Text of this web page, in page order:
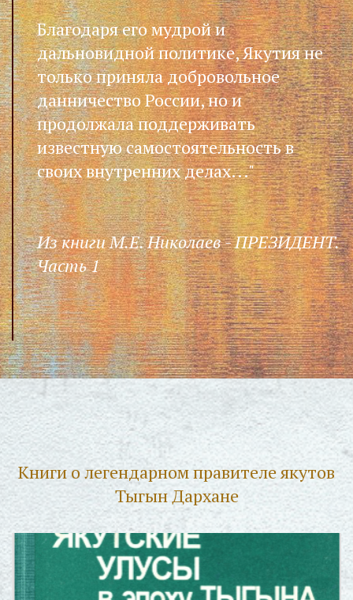
Благодаря его мудрой и
дальновидной политике, Якутия не
только приняла добровольное
данничество России, но и
продолжала поддерживать
известную самостоятельность в
своих внутренних делах..."
Из книги М.Е. Николаев - ПРЕЗИДЕНТ.
Часть 1
Книги о легендарном правителе якутов
Тыгын Дархане